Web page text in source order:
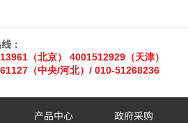
：
（北京） 4001512929（天津）
（中央/河北） / 010-51268236
产品中心 政府采购